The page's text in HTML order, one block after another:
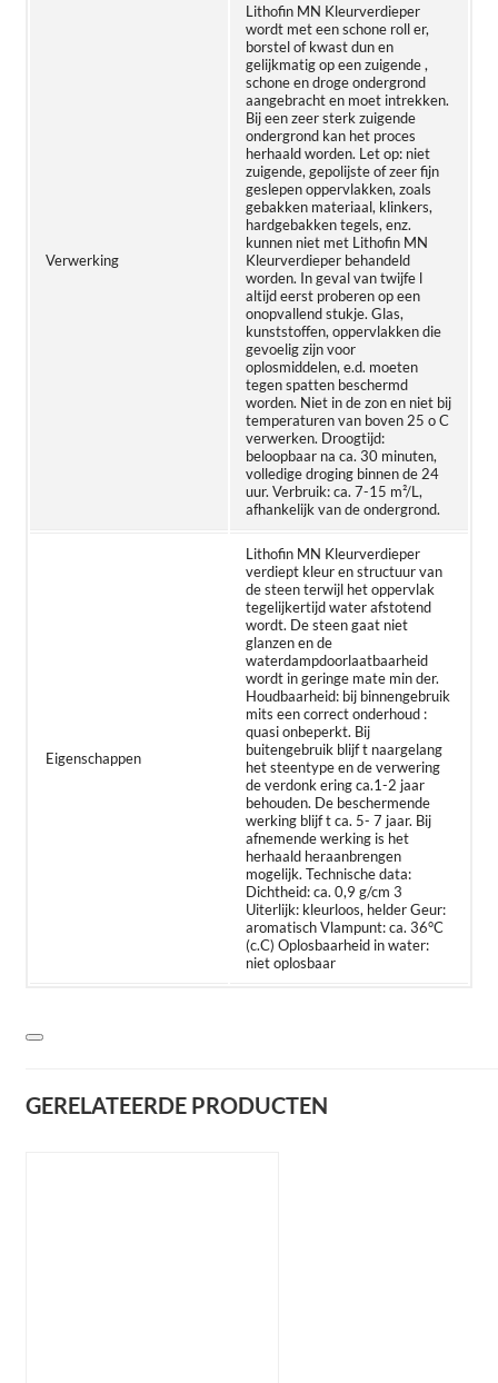
Verwerking
Lithofin MN Kleurverdieper
wordt met een schone roll er,
borstel of kwast dun en
gelijkmatig op een zuigende ,
schone en droge ondergrond
aangebracht en moet intrekken.
Bij een zeer sterk zuigende
ondergrond kan het proces
herhaald worden. Let op: niet
zuigende, gepolijste of zeer fijn
geslepen oppervlakken, zoals
gebakken materiaal, klinkers,
hardgebakken tegels, enz.
kunnen niet met Lithofin MN
Kleurverdieper behandeld
worden. In geval van twijfe l
altijd eerst proberen op een
onopvallend stukje. Glas,
kunststoffen, oppervlakken die
gevoelig zijn voor
oplosmiddelen, e.d. moeten
tegen spatten beschermd
worden. Niet in de zon en niet bij
temperaturen van boven 25 o C
verwerken. Droogtijd:
beloopbaar na ca. 30 minuten,
volledige droging binnen de 24
uur. Verbruik: ca. 7-15 m²/L,
afhankelijk van de ondergrond.
Eigenschappen
Lithofin MN Kleurverdieper
verdiept kleur en structuur van
de steen terwijl het oppervlak
tegelijkertijd water afstotend
wordt. De steen gaat niet
glanzen en de
waterdampdoorlaatbaarheid
wordt in geringe mate min der.
Houdbaarheid: bij binnengebruik
mits een correct onderhoud :
quasi onbeperkt. Bij
buitengebruik blijf t naargelang
het steentype en de verwering
de verdonk ering ca.1-2 jaar
behouden. De beschermende
werking blijf t ca. 5- 7 jaar. Bij
afnemende werking is het
herhaald heraanbrengen
mogelijk. Technische data:
Dichtheid: ca. 0,9 g/cm 3
Uiterlijk: kleurloos, helder Geur:
aromatisch Vlampunt: ca. 36°C
(c.C) Oplosbaarheid in water:
niet oplosbaar
GERELATEERDE PRODUCTEN